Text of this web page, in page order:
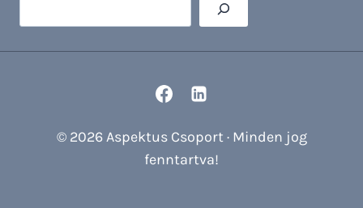
© 2026 Aspektus Csoport · Minden jog
fenntartva!